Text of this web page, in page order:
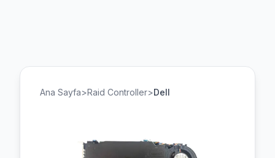
Ana Sayfa>Raid Controller>Dell